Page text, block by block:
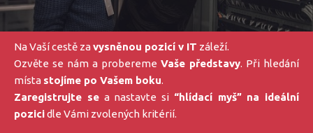
Na Vaší cestě zavysněnou pozicí v IT záleží.
Ozvěte se nám a probereme Vaše představy. Při hledání
místa stojíme po Vašem boku.
Zaregistrujte sea nastavte si “hlídací myš” na ideální
pozicidle Vámi zvolených kritérií.